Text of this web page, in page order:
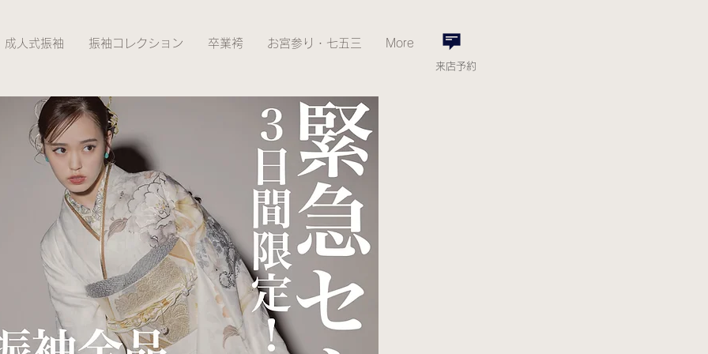
成人式振袖 振袖コレクション 卒業袴 お宮参り・七五三 More
来店予約